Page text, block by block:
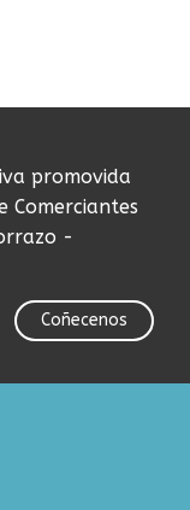
promovida
Comerciantes
-
Coñecenos